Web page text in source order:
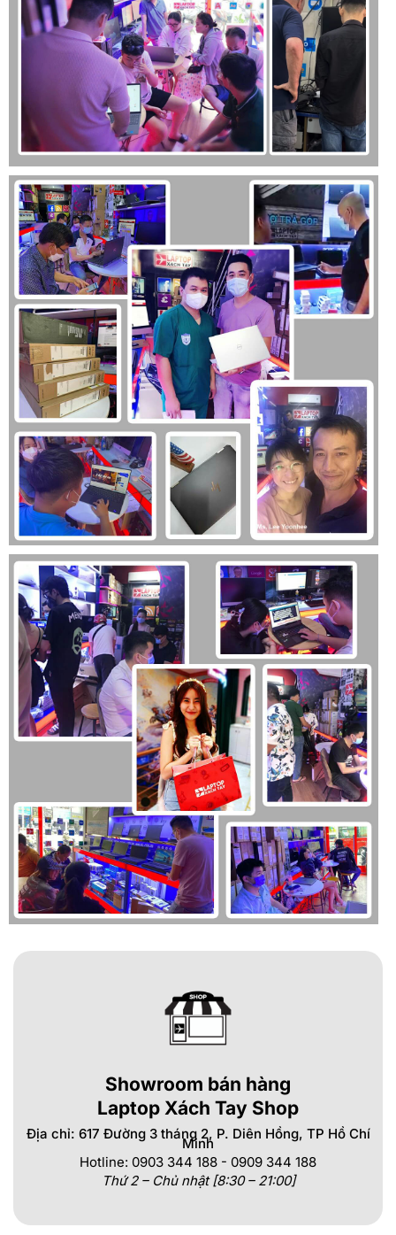
Showroom bán hàng
Laptop Xách Tay Shop
Địa chỉ: 617 Đường 3 tháng 2, P. Diên Hồng, TP Hồ Chí
Minh
Hotline: 0903 344 188 - 0909 344 188
Thứ 2 – Chủ nhật [8:30 – 21:00]